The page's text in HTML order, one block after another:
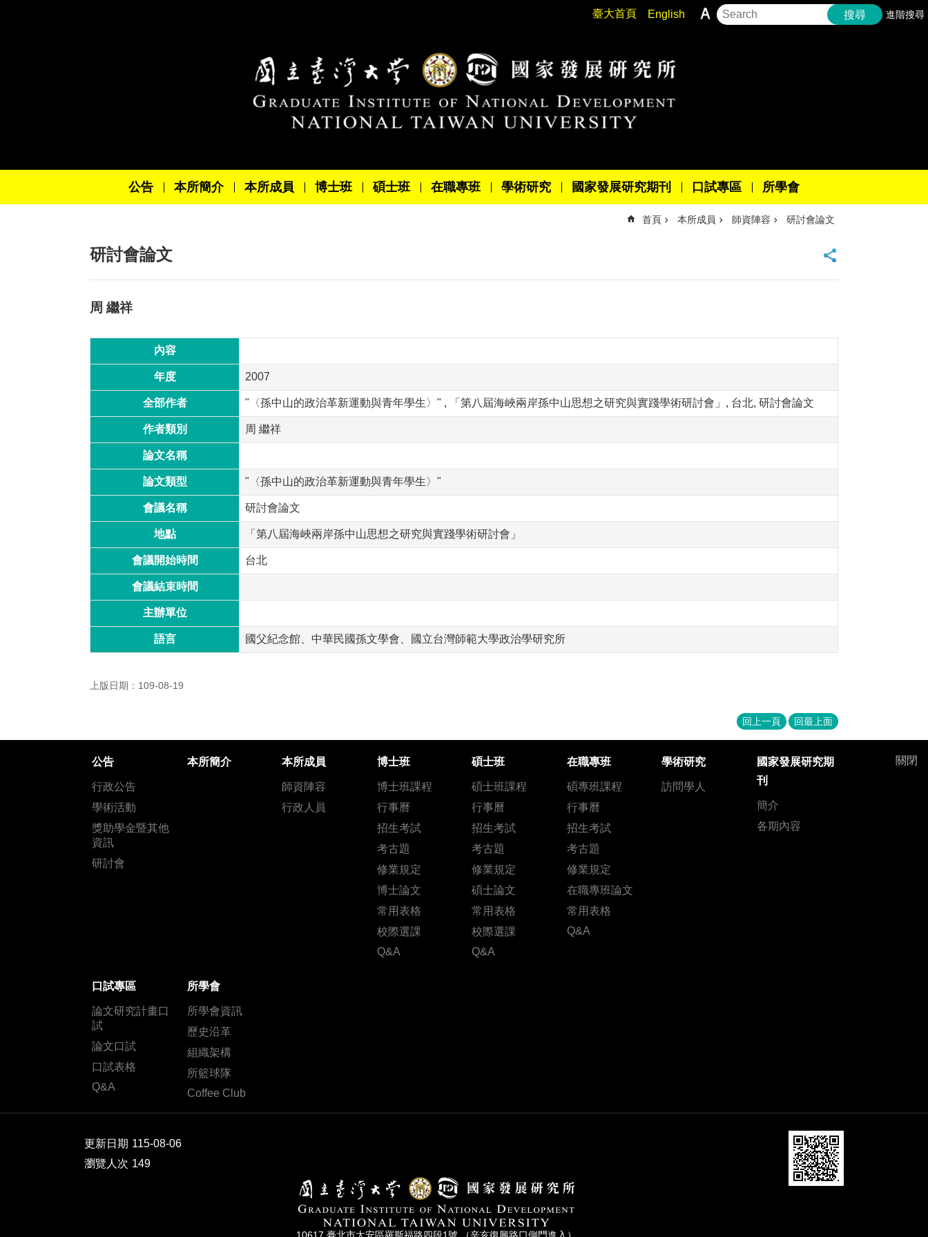
臺大首頁 English 搜尋 進階搜尋
公告 本所簡介 本所成員 博士班 碩士班 在職專班 學術研究 國家發展研究期刊 口試專區 所學會
首頁 本所成員 師資陣容 研討會論文
研討會論文
周 繼祥
內容
年度 2007
全部作者 "〈孫中山的政治革新運動與青年學生〉" , 「第八屆海峽兩岸孫中山思想之研究與實踐學術研討會」, 台北, 研討會論文
作者類別 周 繼祥
論文名稱
論文類型 "〈孫中山的政治革新運動與青年學生〉"
會議名稱 研討會論文
地點 「第八屆海峽兩岸孫中山思想之研究與實踐學術研討會」
會議開始時間 台北
會議結束時間
主辦單位
語言 國父紀念館、中華民國孫文學會、國立台灣師範大學政治學研究所
上版日期：109-08-19
回上一頁 回最上面
關閉
公告
行政公告
學術活動
獎助學金暨其他
資訊
研討會
本所簡介 本所成員
師資陣容
行政人員
博士班
博士班課程
行事曆
招生考試
考古題
修業規定
博士論文
常用表格
校際選課
Q&A
碩士班
碩士班課程
行事曆
招生考試
考古題
修業規定
碩士論文
常用表格
校際選課
Q&A
在職專班
碩專班課程
行事曆
招生考試
考古題
修業規定
在職專班論文
常用表格
Q&A
學術研究
訪問學人
國家發展研究期
刊
簡介
各期內容
口試專區
論文研究計畫口
試
論文口試
口試表格
Q&A
所學會
所學會資訊
歷史沿革
組織架構
所籃球隊
Coffee Club
更新日期 115-08-06
瀏覽人次 149